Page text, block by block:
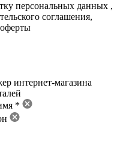
персональных данных ,
соглашения,
оферты
интернет-магазина
*